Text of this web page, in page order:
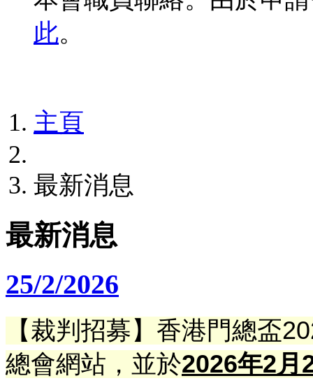
此。
主頁
最新消息
最新消息
25/2/2026
【裁判招募】香港門總盃
總會網站，並於2026年2月